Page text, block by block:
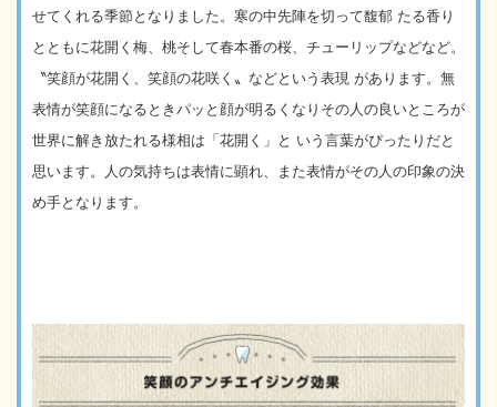
せてくれる季節となりました。 寒の中先陣を切って馥郁 たる香り
とともに花開く梅、桃そして春本番の桜、チューリップなどなど。
〝笑顔が花開く、笑顔の花咲く〟などという表現 があります。無
表情が笑顔になるときパッと顔が明るくなりその人の良いところが
世界に解き放たれる様相は「花開く」と いう言葉がぴったりだと
思います。人の気持ちは表情に顕れ、また表情がその人の印象の決
め手となります。